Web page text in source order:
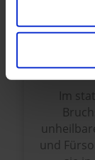
Im
und